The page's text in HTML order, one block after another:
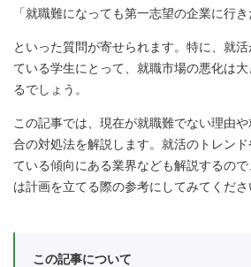
「就職難になっても第一志望の企業に行き
といった質問が寄せられます。特に、就
ている学生にとって、就職市場の悪化は
るでしょう。
この記事では、現在が就職難でない理由
合の対処法を解説します。就活のトレン
ている傾向にある業界なども解説するの
は計画を立てる際の参考にしてみてくださ
この記事について